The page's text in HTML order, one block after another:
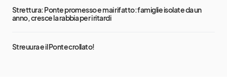
Strettura: Ponte promesso e mai rifatto: famiglie isolate da un
anno, cresce la rabbia per i ritardi
Streuura e il Ponte crollato!